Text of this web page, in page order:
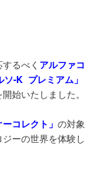
るべく アルファコ
-K プレミアム」
始いたしました。
コレクト」の対象
ーの世界を体験し